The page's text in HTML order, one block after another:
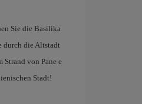
Sie die Basilika
durch die Altstadt
von Pane e
Stadt!